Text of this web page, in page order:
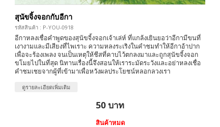
สุนัขจิ้งจอกกับอีกา
รหัสสินค้า : P-YOU-0918
อีกาหลงเชื่อคำพูดของสุนัขจิ้งจอกเจ้าเล่ห์ ที่แกล้งเยินยอว่าอีกามีขนที่
เงางามและมีเสียงที่ไพเราะ ความหลงระเริงในคำชมทำให้อีกาอ้าปาก
เพื่อจะร้องเพลง จนเป็นเหตุให้ชีสที่คาบไว้ตกลงมาและถูกสุนัขจิ้งจอก
ขโมยไปในที่สุด นิทานเรื่องนี้จึงสอนให้เราระมัดระวังและอย่าหลงเชื่อ
คำชมเชยจากผู้ที่เข้ามาเพื่อหวังผลประโยชน์หลอกลวงเรา
ดูรายละเอียดเพิ่มเติม
50 บาท
สินค้าหมด